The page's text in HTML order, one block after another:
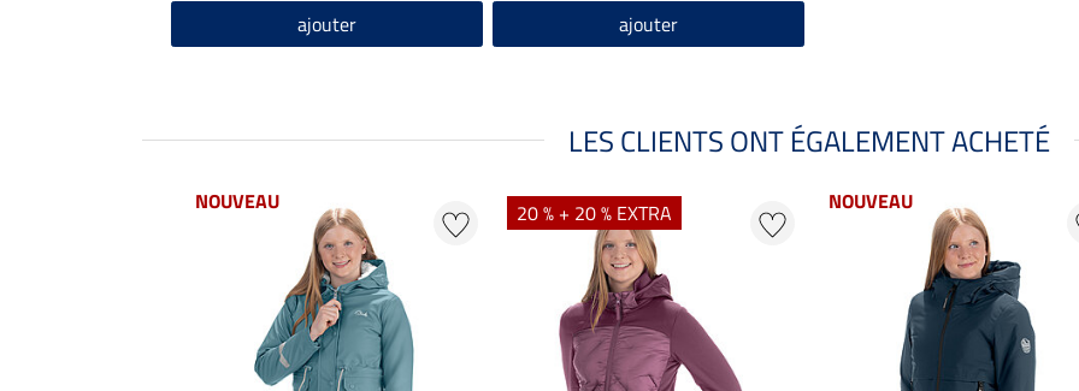
ajouter ajouter
LES CLIENTS ONT ÉGALEMENT ACHETÉ
NOUVEAU 20 % + 20 % EXTRA NOUVEAU